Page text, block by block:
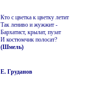
Кто с цветка к цветку летит
Так лениво и жужжит -
Бархатист, крылат, пузат
И костюмчик полосат?
(Шмель)
Е. Груданов